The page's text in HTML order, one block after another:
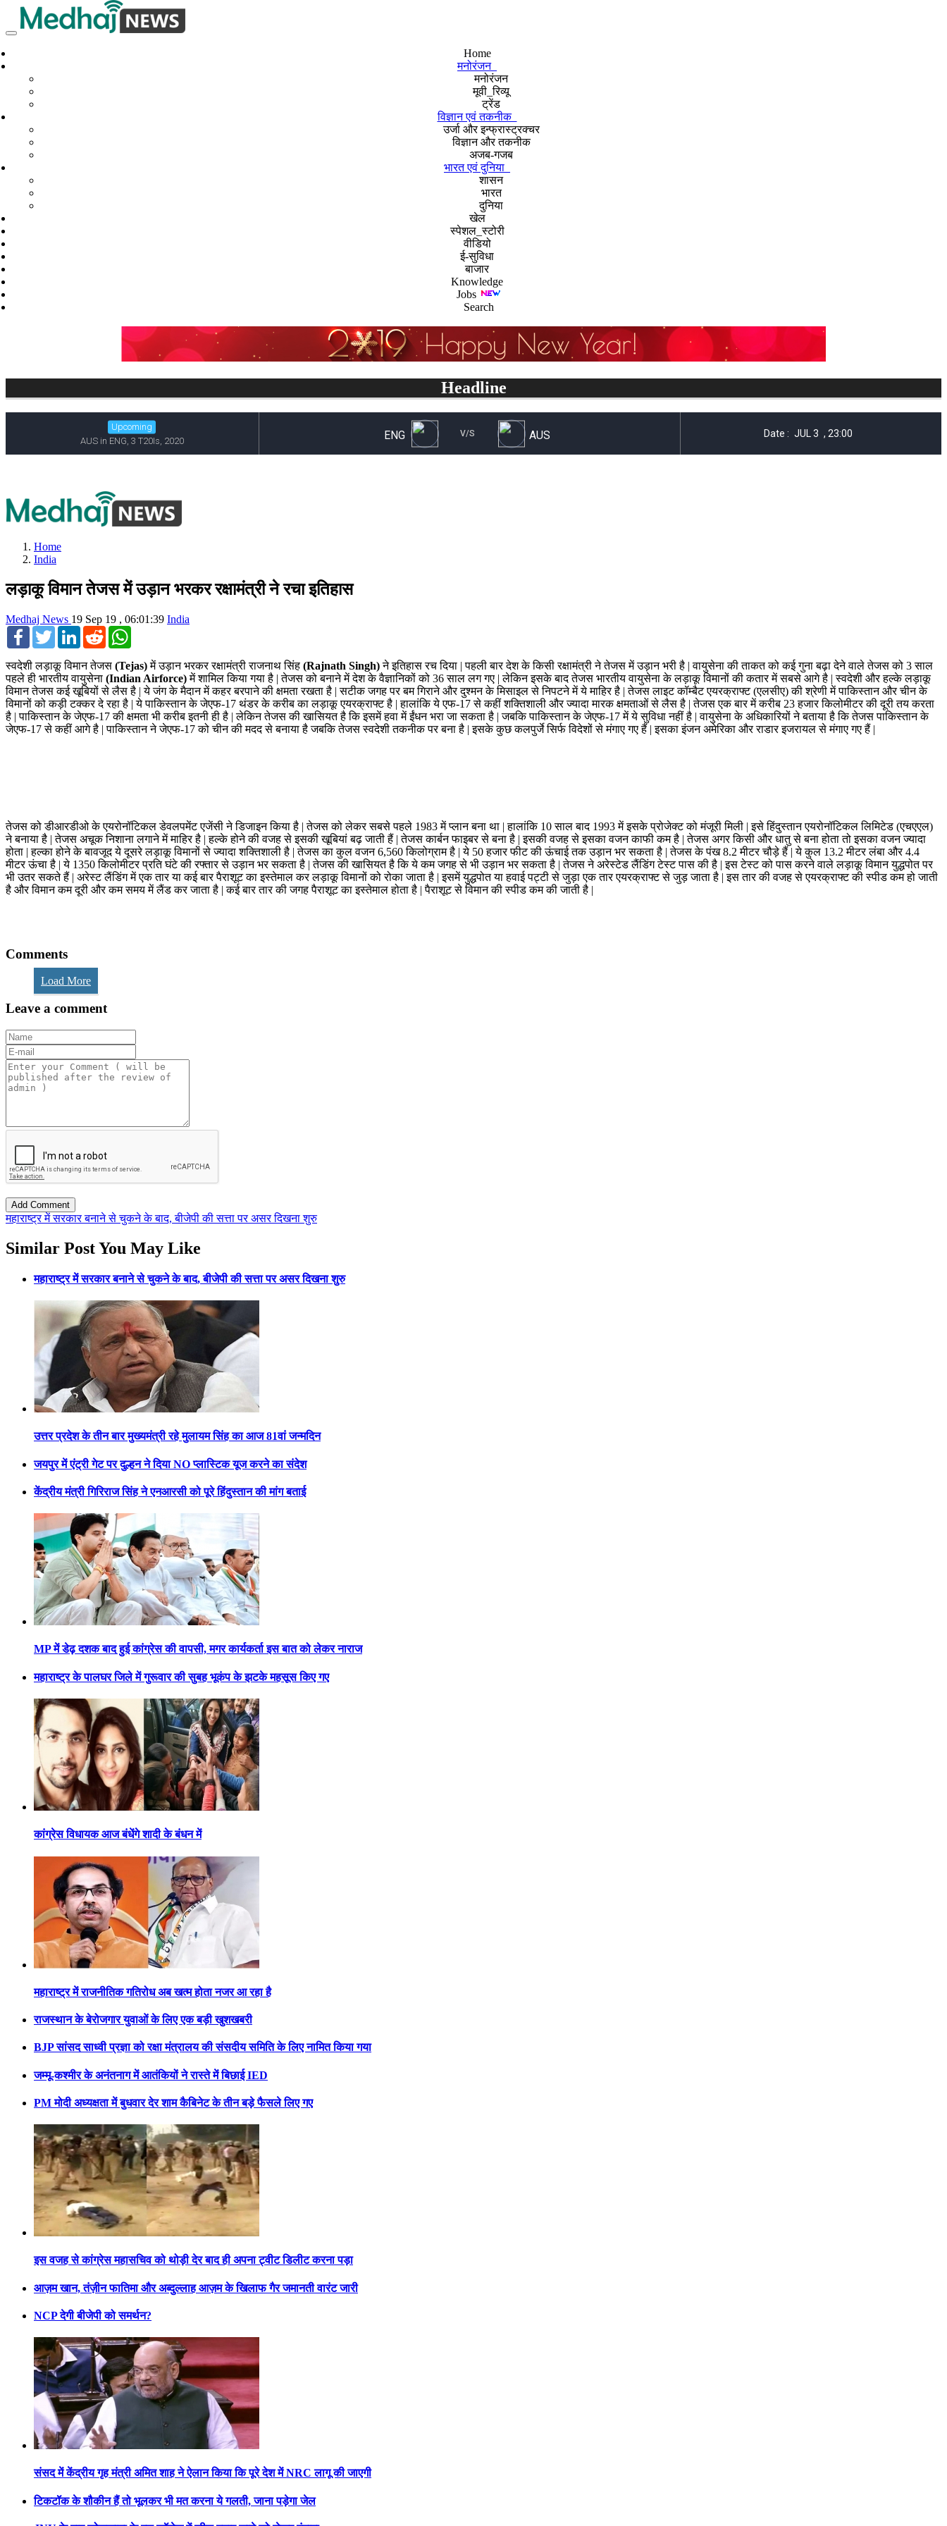
Home
मनोरंजन
मनोरंजन
मूवी_रिव्यू
ट्रेंड
विज्ञान एवं तकनीक
उर्जा और इन्फ्रास्ट्रक्चर
विज्ञान और तकनीक
अजब-गजब
भारत एवं दुनिया
शासन
भारत
दुनिया
खेल
स्पेशल_स्टोरी
वीडियो
ई-सुविधा
बाजार
Knowledge
Jobs
Search
Headline
Home
India
लड़ाकू विमान तेजस में उड़ान भरकर रक्षामंत्री ने रचा इतिहास
Medhaj News 19 Sep 19 , 06:01:39 India
FacebookTwitterLinkedInReddit
स्वदेशी लड़ाकू विमान तेजस (Tejas)में उड़ान भरकर रक्षामंत्री राजनाथ सिंह (Rajnath Singh)ने इतिहास रच दिया | पहली बार देश के किसी रक्षामंत्री ने तेजस में उड़ान भरी है | वायुसेना की ताकत को कई गुना बढ़ा देने वाले तेजस को 3 साल
पहले ही भारतीय वायुसेना (Indian Airforce)में शामिल किया गया है | तेजस को बनाने में देश के वैज्ञानिकों को 36 साल लग गए | लेकिन इसके बाद तेजस भारतीय वायुसेना के लड़ाकू विमानों की कतार में सबसे आगे है | स्वदेशी और हल्के लड़ाकू
विमान तेजस कई खूबियों से लैस है | ये जंग के मैदान में कहर बरपाने की क्षमता रखता है | सटीक जगह पर बम गिराने और दुश्मन के मिसाइल से निपटने में ये माहिर है | तेजस लाइट कॉम्बैट एयरक्राफ्ट (एलसीए) की श्रेणी में पाकिस्तान और चीन के
विमानों को कड़ी टक्कर दे रहा है | ये पाकिस्तान के जेएफ-17 थंडर के करीब का लड़ाकू एयरक्राफ्ट है | हालांकि ये एफ-17 से कहीं शक्तिशाली और ज्यादा मारक क्षमताओं से लैस है | तेजस एक बार में करीब 23 हजार किलोमीटर की दूरी तय करता
है | पाकिस्तान के जेएफ-17 की क्षमता भी करीब इतनी ही है | लेकिन तेजस की खासियत है कि इसमें हवा में ईंधन भरा जा सकता है | जबकि पाकिस्तान के जेएफ-17 में ये सुविधा नहीं है | वायुसेना के अधिकारियों ने बताया है कि तेजस पाकिस्तान के
जेएफ-17 से कहीं आगे है | पाकिस्तान ने जेएफ-17 को चीन की मदद से बनाया है जबकि तेजस स्वदेशी तकनीक पर बना है | इसके कुछ कलपुर्जे सिर्फ विदेशों से मंगाए गए हैं | इसका इंजन अमेरिका और राडार इजरायल से मंगाए गए हैं |
तेजस को डीआरडीओ के एयरोनॉटिकल डेवलपमेंट एजेंसी ने डिजाइन किया है | तेजस को लेकर सबसे पहले 1983 में प्लान बना था | हालांकि 10 साल बाद 1993 में इसके प्रोजेक्ट को मंजूरी मिली | इसे हिंदुस्तान एयरोनॉटिकल लिमिटेड (एचएएल)
ने बनाया है | तेजस अचूक निशाना लगाने में माहिर है | हल्के होने की वजह से इसकी खूबियां बढ़ जाती हैं | तेजस कार्बन फाइबर से बना है | इसकी वजह से इसका वजन काफी कम है | तेजस अगर किसी और धातु से बना होता तो इसका वजन ज्यादा
होता | हल्का होने के बावजूद ये दूसरे लड़ाकू विमानों से ज्यादा शक्तिशाली है | तेजस का कुल वजन 6,560 किलोग्राम है | ये 50 हजार फीट की ऊंचाई तक उड़ान भर सकता है | तेजस के पंख 8.2 मीटर चौड़े हैं | ये कुल 13.2 मीटर लंबा और 4.4
मीटर ऊंचा है | ये 1350 किलोमीटर प्रति घंटे की रफ्तार से उड़ान भर सकता है | तेजस की खासियत है कि ये कम जगह से भी उड़ान भर सकता है | तेजस ने अरेस्टेड लैंडिंग टेस्ट पास की है | इस टेस्ट को पास करने वाले लड़ाकू विमान युद्धपोत पर
भी उतर सकते हैं | अरेस्ट लैंडिंग में एक तार या कई बार पैराशूट का इस्तेमाल कर लड़ाकू विमानों को रोका जाता है | इसमें युद्धपोत या हवाई पट्टी से जुड़ा एक तार एयरक्राफ्ट से जुड़ जाता है | इस तार की वजह से एयरक्राफ्ट की स्पीड कम हो जाती
है और विमान कम दूरी और कम समय में लैंड कर जाता है | कई बार तार की जगह पैराशूट का इस्तेमाल होता है | पैराशूट से विमान की स्पीड कम की जाती है |
Comments
Load More
Leave a comment
महाराष्ट्र में सरकार बनाने से चुकने के बाद, बीजेपी की सत्ता पर असर दिखना शुरु
Similar Post You May Like
महाराष्ट्र में सरकार बनाने से चुकने के बाद, बीजेपी की सत्ता पर असर दिखना शुरु
उत्तर प्रदेश के तीन बार मुख्यमंत्री रहे मुलायम सिंह का आज 81वां जन्मदिन
जयपुर में एंट्री गेट पर दुल्हन ने दिया NO प्लास्टिक यूज करने का संदेश
केंद्रीय मंत्री गिरिराज सिंह ने एनआरसी को पूरे हिंदुस्तान की मांग बताई
MP में डेढ़ दशक बाद हुई कांग्रेस की वापसी, मगर कार्यकर्ता इस बात को लेकर नाराज
महाराष्ट्र के पालघर जिले में गुरूवार की सुबह भूकंप के झटके महसूस किए गए
कांग्रेस विधायक आज बंधेंगे शादी के बंधन में
महाराष्ट्र में राजनीतिक गतिरोध अब खत्म होता नजर आ रहा है
राजस्थान के बेरोजगार युवाओं के लिए एक बड़ी खुशखबरी
BJP सांसद साध्वी प्रज्ञा को रक्षा मंत्रालय की संसदीय समिति के लिए नामित किया गया
जम्मू-कश्मीर के अनंतनाग में आतंकियों ने रास्ते में बिछाई IED
PM मोदी अध्यक्षता में बुधवार देर शाम कैबिनेट के तीन बड़े फैसले लिए गए
इस वजह से कांग्रेस महासचिव को थोड़ी देर बाद ही अपना ट्वीट डिलीट करना पड़ा
आज़म खान, तंज़ीन फातिमा और अब्दुल्लाह आज़म के खिलाफ गैर जमानती वारंट जारी
NCP देगी बीजेपी को समर्थन?
संसद में केंद्रीय गृह मंत्री अमित शाह ने ऐलान किया कि पूरे देश में NRC लागू की जाएगी
टिकटॉक के शौकीन हैं तो भूलकर भी मत करना ये गलती, जाना पड़ेगा जेल